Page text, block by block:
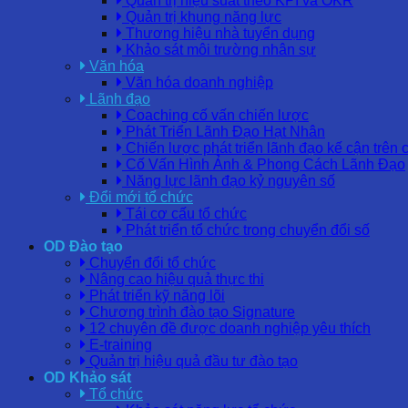
Quản trị khung năng lực
Thương hiệu nhà tuyển dụng
Khảo sát môi trường nhân sự
Văn hóa
Văn hóa doanh nghiệp
Lãnh đạo
Coaching cố vấn chiến lược
Phát Triển Lãnh Đạo Hạt Nhân
Chiến lược phát triển lãnh đạo kế cận trên
Cố Vấn Hình Ảnh & Phong Cách Lãnh Đạo
Năng lực lãnh đạo kỷ nguyên số
Đổi mới tổ chức
Tái cơ cấu tổ chức
Phát triển tổ chức trong chuyển đổi số
OD Đào tạo
Chuyển đổi tổ chức
Nâng cao hiệu quả thực thi
Phát triển kỹ năng lõi
Chương trình đào tạo Signature
12 chuyên đề được doanh nghiệp yêu thích
E-training
Quản trị hiệu quả đầu tư đào tạo
OD Khảo sát
Tổ chức